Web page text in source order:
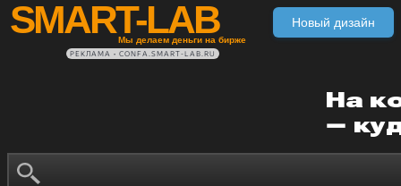
SMART-LAB
Мы делаем деньги на бирже
Новый дизайн
РЕКЛАМА • CONFA.SMART-LAB.RU